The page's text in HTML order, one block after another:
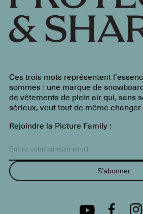
Ces trois mots représentent
sommes : une marque de
de vêtements de plein air qui, sans
sérieux, veut tout de même
Rejoindre la Picture Family :
S’abonner